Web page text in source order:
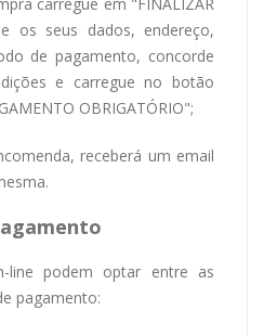
os seus dados, endereço,
de pagamento, concorde
e carregue no botão
OBRIGATÓRIO";
receberá um email
line podem optar entre as
pagamento: